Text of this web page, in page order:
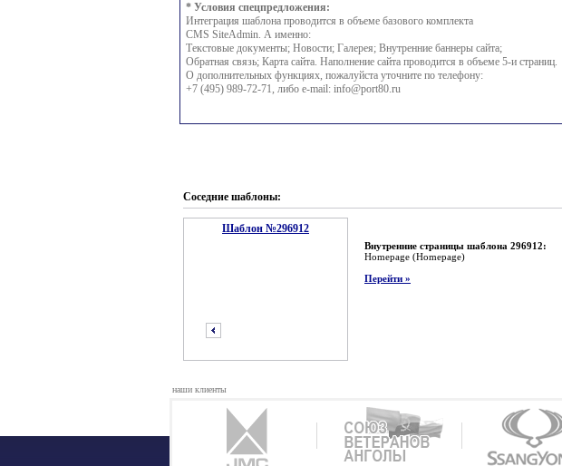
* Условия спецпредложения:
Интеграция шаблона проводится в объеме базового комплекта
CMS SiteAdmin. А именно:
Текстовые документы; Новости; Галерея; Внутренние баннеры сайта;
Обратная связь; Карта сайта. Наполнение сайта проводится в объеме 5-и страниц.
О дополнительных функциях, пожалуйста уточните по телефону:
+7 (495) 989-72-71, либо e-mail: info@port80.ru
Соседние шаблоны:
Шаблон №296912
предыдущий
Внутренние страницы шаблона 296912:
Homepage (Homepage)
Перейти »
наши клиенты